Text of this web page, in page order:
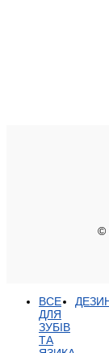
©
ВСЕ
ДЛЯ
ЗУБІВ
ТА